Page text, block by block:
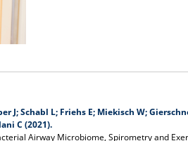
J; Schabl L; Friehs E; Miekisch W;
C (2021).
Airway Microbiome, Spirometry and